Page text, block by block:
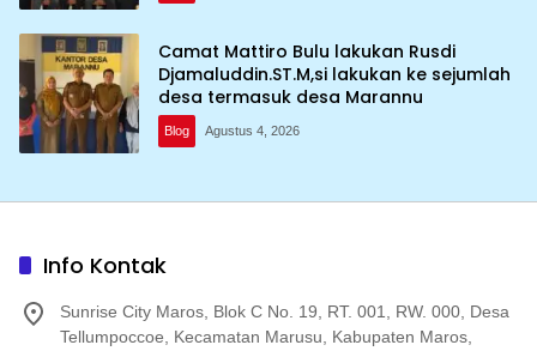
Camat Mattiro Bulu lakukan Rusdi
Djamaluddin.ST.M,si lakukan ke sejumlah
desa termasuk desa Marannu
Blog Agustus 4, 2026
Info Kontak
Sunrise City Maros, Blok C No. 19, RT. 001, RW. 000, Desa
Tellumpoccoe, Kecamatan Marusu, Kabupaten Maros,